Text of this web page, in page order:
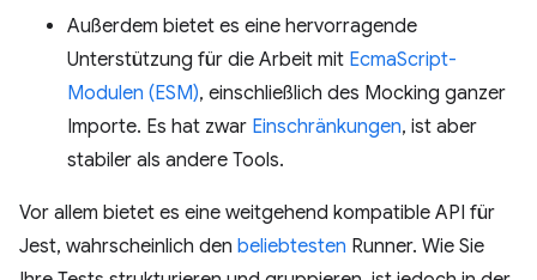
Außerdem bietet es eine hervorragende
Unterstützung für die Arbeit mit EcmaScript-
Modulen (ESM), einschließlich des Mocking ganzer
Importe. Es hat zwar Einschränkungen, ist aber
stabiler als andere Tools.
Vor allem bietet es eine weitgehend kompatible API für
Jest, wahrscheinlich den beliebtesten Runner. Wie Sie